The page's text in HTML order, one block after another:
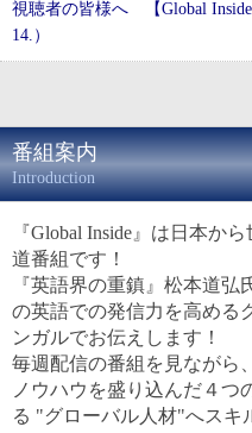
視聴者の皆様へ 【Global
14.）
番組案内
Introduction
『Global Inside』は日本か
道番組です！
『英語界の重鎮』松本道弘
の英語での発信力を高める
ンガルでお伝えします！
毎週配信の番組を見ながら
ノウハウを盛り込んだ４つ
る "グローバル人材"へスキ